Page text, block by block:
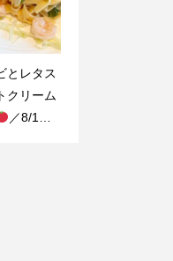
とレタス
クリーム
／8/1
コでは地
の農園様
菜を頂い